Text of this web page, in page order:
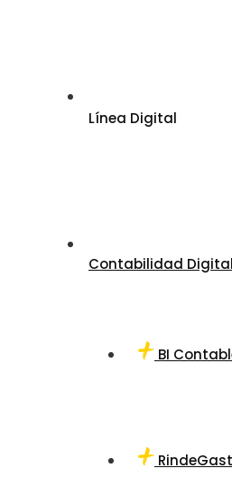
Línea Digital
Contabilidad Digital
BI